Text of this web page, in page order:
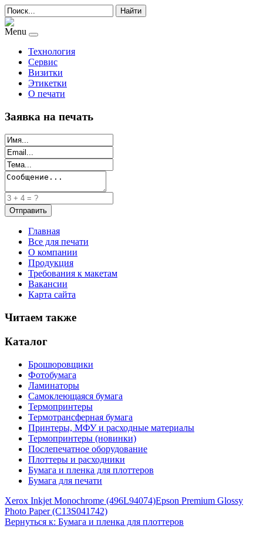
Найти
Menu
Технология
Сервис
Визитки
Этикетки
О печати
Заявка на печать
Главная
Все для печати
О компании
Продукция
Требования к макетам
Вакансии
Карта сайта
Читаем также
Каталог
Брошюровщики
Фотобумага
Ламинаторы
Самоклеющаяся бумага
Термопринтеры
Термотрансферная бумага
Принтеры, МФУ и расходные материалы
Термопринтеры (новинки)
Послепечатное оборудование
Плоттеры и расходники
Бумага и пленка для плоттеров
Бумага для печати
Xerox Inkjet Monochrome (496L94074)Epson Premium Glossy
Photo Paper (C13S041742)
Вернуться к: Бумага и пленка для плоттеров